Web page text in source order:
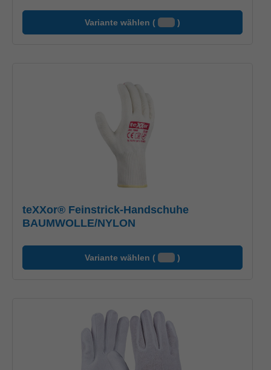
Variante wählen ( )
teXXor® Feinstrick-Handschuhe
BAUMWOLLE/NYLON
Variante wählen ( )